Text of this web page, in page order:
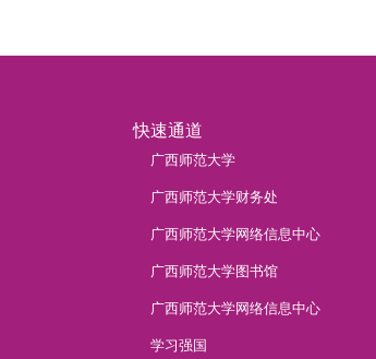
快速通道
广西师范大学
广西师范大学财务处
广西师范大学网络信息中心
广西师范大学图书馆
广西师范大学网络信息中心
学习强国